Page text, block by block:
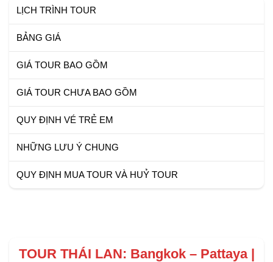
LỊCH TRÌNH TOUR
BẢNG GIÁ
GIÁ TOUR BAO GỒM
GIÁ TOUR CHƯA BAO GỒM
QUY ĐỊNH VÉ TRẺ EM
NHỮNG LƯU Ý CHUNG
QUY ĐỊNH MUA TOUR VÀ HUỶ TOUR
TOUR THÁI LAN: Bangkok – Pattaya |